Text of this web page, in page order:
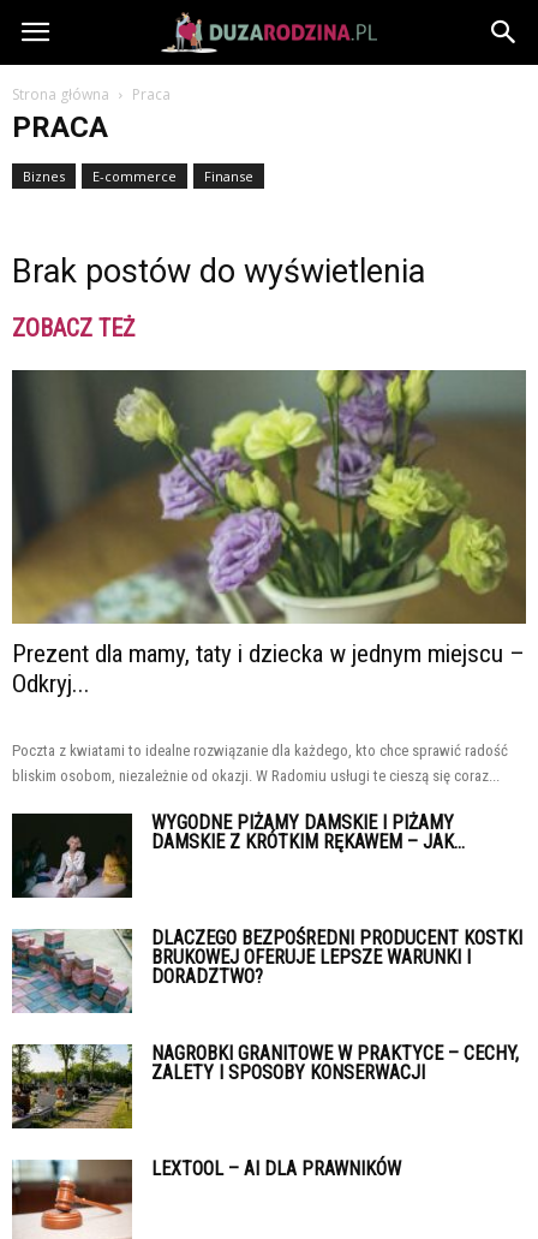
DuzaRodzina.pl
Strona główna Praca
PRACA
Biznes E-commerce Finanse
Brak postów do wyświetlenia
ZOBACZ TEŻ
Prezent dla mamy, taty i dziecka w jednym miejscu –
Odkryj...
Poczta z kwiatami to idealne rozwiązanie dla każdego, kto chce sprawić radość
bliskim osobom, niezależnie od okazji. W Radomiu usługi te cieszą się coraz...
WYGODNE PIŻAMY DAMSKIE I PIŻAMY
DAMSKIE Z KRÓTKIM RĘKAWEM – JAK...
DLACZEGO BEZPOŚREDNI PRODUCENT KOSTKI
BRUKOWEJ OFERUJE LEPSZE WARUNKI I
DORADZTWO?
NAGROBKI GRANITOWE W PRAKTYCE – CECHY,
ZALETY I SPOSOBY KONSERWACJI
LEXTOOL – AI DLA PRAWNIKÓW